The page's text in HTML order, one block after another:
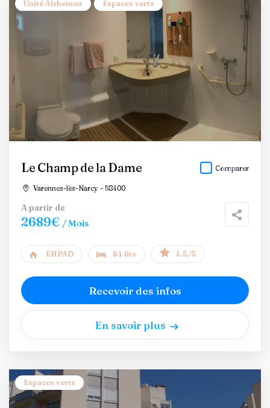
Unité Alzheimer Espaces verts
Le Champ de la Dame
Varennes-lès-Narcy - 58400
Comparer
A partir de
2689€ / Mois
EHPAD 84 lits 4.5/5
Recevoir des infos
En savoir plus
Espaces verts